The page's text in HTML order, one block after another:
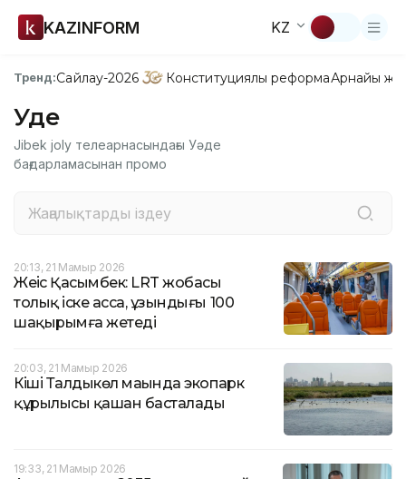
KAZINFORM KZ
Тренд:Сайлау-2026 Конституциялық реформаАрнайы
Уәде
Jibek joly телеарнасындағы Уәде
бағдарламасынан промо
20:13, 21 Мамыр 2026
Жеңіс Қасымбек: LRT жобасы
толық іске асса, ұзындығы 100
шақырымға жетеді
20:03, 21 Мамыр 2026
Кіші Талдыкөл маңында экопарк
құрылысы қашан басталады
19:33, 21 Мамыр 2026